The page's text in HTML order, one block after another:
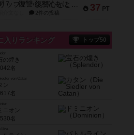
37 PT
フリップ７：復讐心とともに
2件の投稿
入りランキング トップ50
の煌き
名
von Catan
ン
名
ニオン
名
Line